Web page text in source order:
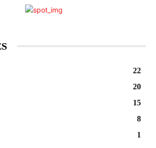
22
20
15
8
1